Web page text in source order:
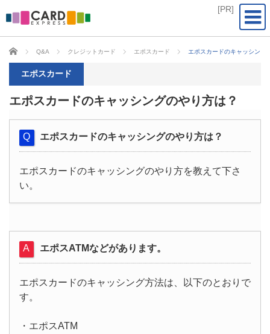
CARD EXPRESS
Q&A クレジットカード エポスカード エポスカードのキャッシング
エポスカード
エポスカードのキャッシングのやり方は？
エポスカードのキャッシングのやり方は？
エポスカードのキャッシングのやり方を教えて下さ
い。
エポスATMなどがあります。
エポスカードのキャッシング方法は、以下のとおりで
す。
・エポスATM